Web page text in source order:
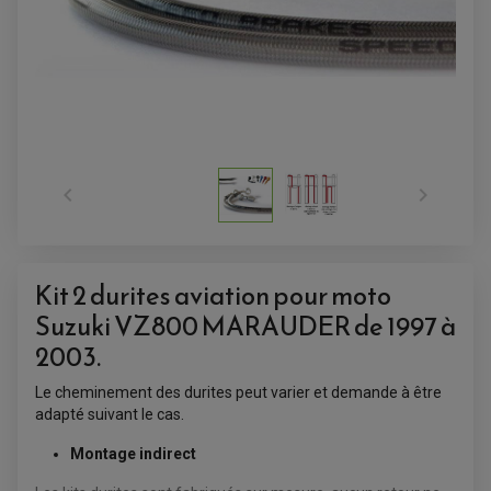
ACCESSOIRES ANODISES POUR QUAD
BOUCHON DE RÉSERVOIR QUAD
KIT DÉCO QUAD / SSV
KIT POIGNÉE DE GAZ QUAD
 
Kit 2 durites aviation pour moto
Suzuki VZ800 MARAUDER de 1997 à
2003.
Le cheminement des durites peut varier et demande à être
adapté suivant le cas.
Montage indirect